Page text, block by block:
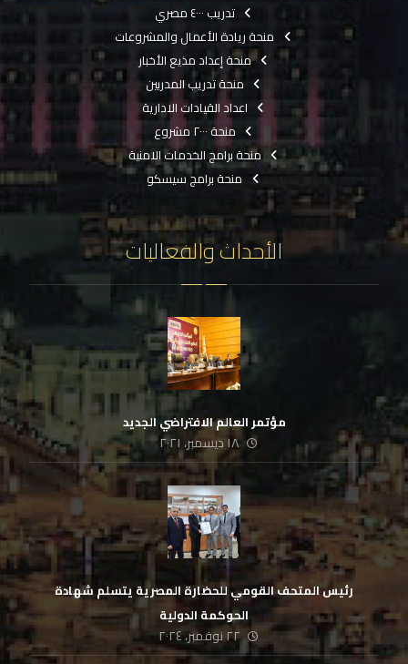
تدريب ٤٠٠٠ مصري
منحة ريادة الأعمال والمشروعات
منحة إعداد مذيع الأخبار
منحة تدريب المدربين
اعداد القيادات الادارية
منحة ٢٠٠٠ مشروع
منحة برامج الخدمات الامنية
منحة برامج سيسكو
الأحداث والفعاليات
مؤتمر العالم الافتراضي الجديد
١٨ ديسمبر، ٢٠٢١
رئيس المتحف القومي للحضارة المصرية يتسلم شهادة
الحوكمة الدولية
٢٢ نوفمبر، ٢٠٢٤